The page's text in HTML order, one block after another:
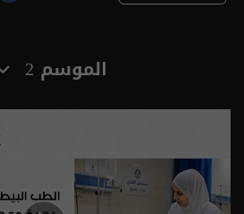
الموسم 2